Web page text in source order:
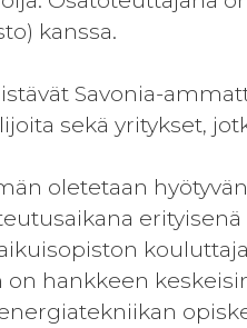
kanssa.
Savonia-
sekä yritykset,
oletetaan
hankkeen